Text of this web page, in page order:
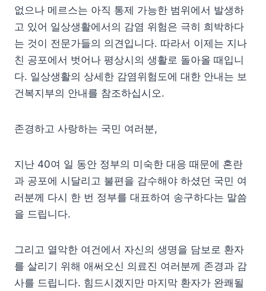
없으나 메르스는 아직 통제 가능한 범위에서 발생하
고 있어 일상생활에서의 감염 위험은 극히 희박하다
는 것이 전문가들의 의견입니다. 따라서 이제는 지나
친 공포에서 벗어나 평상시의 생활로 돌아올 때입니
다. 일상생활의 상세한 감염위험도에 대한 안내는 보
건복지부의 안내를 참조하십시오.
존경하고 사랑하는 국민 여러분,
지난 40여 일 동안 정부의 미숙한 대응 때문에 혼란
과 공포에 시달리고 불편을 감수해야 하셨던 국민 여
러분께 다시 한 번 정부를 대표하여 송구하다는 말씀
을 드립니다.
그리고 열악한 여건에서 자신의 생명을 담보로 환자
를 살리기 위해 애써오신 의료진 여러분께 존경과 감
사를 드립니다. 힘드시겠지만 마지막 환자가 완쾌될